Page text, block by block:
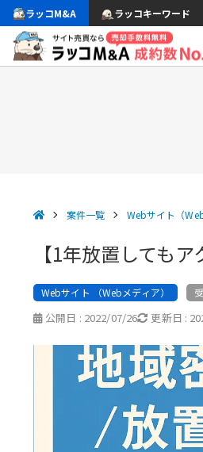
ラッコM&A ラッコキーワード
案件一覧 Webサイト（
【1年放置しても
Webサイト （Webメディア）
公開日 : 2022/07/26 更新日 :